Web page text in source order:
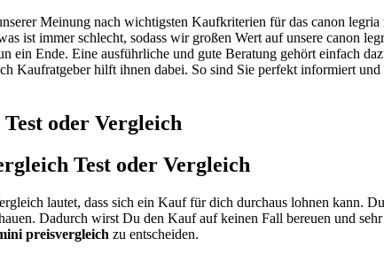
Meinung nach wichtigsten Kaufkriterien für das canon
ist immer schlecht, sodass wir großen Wert auf unsere canon
ein Ende. Eine ausführliche und gute Beratung gehört einfach
hilft ihnen dabei. So sind Sie perfekt informiert und
Test oder Vergleich
Test oder Vergleich
lautet, dass sich ein Kauf für dich durchaus lohnen kann.
Dadurch wirst Du den Kauf auf keinen Fall bereuen und
preisvergleich zu entscheiden.